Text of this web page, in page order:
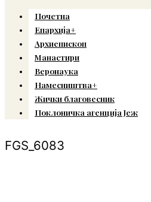
Почетна
Епархија+
Архиепископ
Манастири
Веронаука
Намесништва+
Жички благовесник
Поклоничка агенција Јеж
FGS_6083